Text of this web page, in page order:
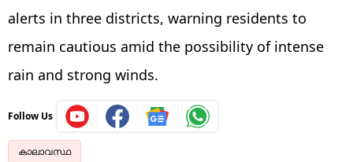
alerts in three districts, warning residents to
remain cautious amid the possibility of intense
rain and strong winds.
Follow Us
കാലാവസ്ഥ